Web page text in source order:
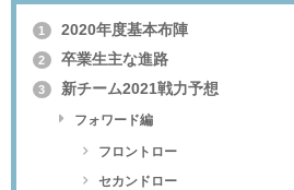
1 2020年度基本布陣
2 卒業生主な進路
3 新チーム2021戦力予想
フォワード編
フロントロー
セカンドロー